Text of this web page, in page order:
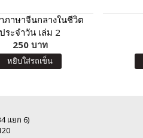
ภาษาจีนกลางในชีวิต
ประจำวัน เล่ม 2
250 บาท
หยิบใส่รถเข็น
แยก 6)